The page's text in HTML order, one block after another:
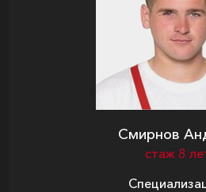
Смирнов
стаж 8